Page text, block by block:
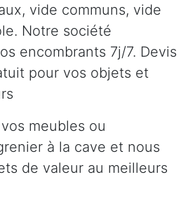
vide communs, vide
Notre société
encombrants 7j/7. Devis
pour vos objets et
meubles ou
à la cave et nous
de valeur au meilleurs